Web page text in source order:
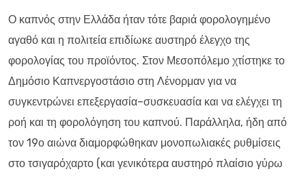
Ο καπνός στην Ελλάδα ήταν τότε βαριά φορολογημένο
αγαθό και η πολιτεία επιδίωκε αυστηρό έλεγχο της
φορολογίας του προϊόντος. Στον Μεσοπόλεμο χτίστηκε το
Δημόσιο Καπνεργοστάσιο στη Λένορμαν για να
συγκεντρώνει επεξεργασία–συσκευασία και να ελέγχει τη
ροή και τη φορολόγηση του καπνού. Παράλληλα, ήδη από
τον 19ο αιώνα διαμορφώθηκαν μονοπωλιακές ρυθμίσεις
στο τσιγαρόχαρτο (και γενικότερα αυστηρό πλαίσιο γύρω